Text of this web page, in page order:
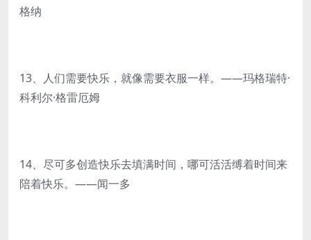
格纳
13、人们需要快乐，就像需要衣服一样。——玛格瑞特·
科利尔·格雷厄姆
14、尽可多创造快乐去填满时间，哪可活活缚着时间来
陪着快乐。——闻一多